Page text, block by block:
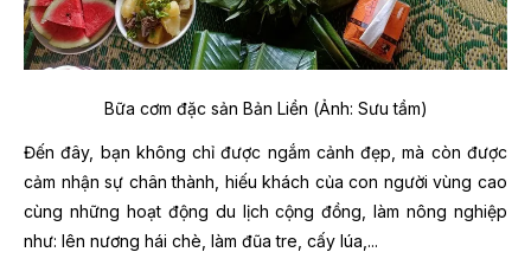
Bữa cơm đặc sản Bản Liền (Ảnh: Sưu tầm)
Đến đây, bạn không chỉ được ngắm cảnh đẹp, mà còn được
cảm nhận sự chân thành, hiếu khách của con người vùng cao
cùng những hoạt động du lịch cộng đồng, làm nông nghiệp
như: lên nương hái chè, làm đũa tre, cấy lúa,...